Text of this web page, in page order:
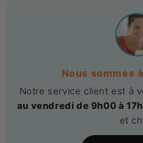
Nous sommes
Notre service client est à
au vendredi de 9h00 à
et